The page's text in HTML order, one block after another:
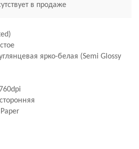
в продаже
ярко-белая (Semi Glossy